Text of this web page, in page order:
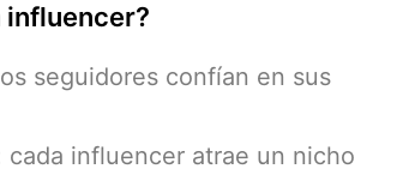
influencer?
seguidores confían en sus
cada influencer atrae un nicho